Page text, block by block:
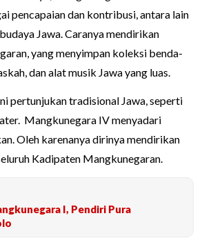
pencapaian dan kontribusi, antara lain
Jawa. Caranya mendirikan
yang menyimpan koleksi benda-
dan alat musik Jawa yang luas.
pertunjukan tradisional Jawa, seperti
Mangkunegara IV menyadari
Oleh karenanya dirinya mendirikan
Kadipaten Mangkunegaran.
I, Pendiri Pura